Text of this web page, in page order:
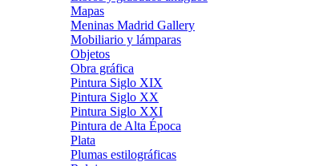
Mapas
Meninas Madrid Gallery
Mobiliario y lámparas
Objetos
Obra gráfica
Pintura Siglo XIX
Pintura Siglo XX
Pintura Siglo XXI
Pintura de Alta Época
Plata
Plumas estilográficas